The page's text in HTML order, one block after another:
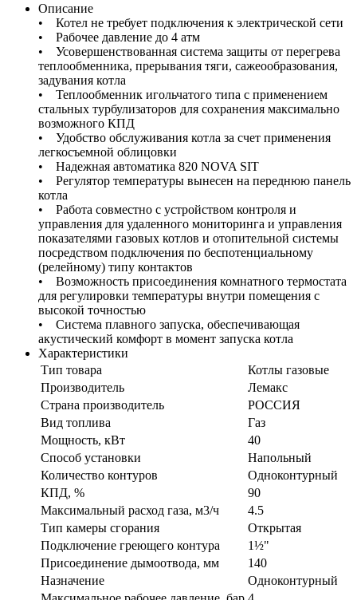
Описание
• Котел не требует подключения к электрической сети
• Рабочее давление до 4 атм
• Усовершенствованная система защиты от перегрева
теплообменника, прерывания тяги, сажеообразования,
задувания котла
• Теплообменник игольчатого типа с применением
стальных турбулизаторов для сохранения максимально
возможного КПД
• Удобство обслуживания котла за счет применения
легкосъемной облицовки
• Надежная автоматика 820 NOVA SIT
• Регулятор температуры вынесен на переднюю панель
котла
• Работа совместно с устройством контроля и
управления для удаленного мониторинга и управления
показателями газовых котлов и отопительной системы
посредством подключения по беспотенциальному
(релейному) типу контактов
• Возможность присоединения комнатного термостата
для регулировки температуры внутри помещения с
высокой точностью
• Система плавного запуска, обеспечивающая
акустический комфорт в момент запуска котла
Характеристики
Тип товара
Котлы газовые
Производитель
Лемакс
Страна производитель
РОССИЯ
Вид топлива
Газ
Мощность, кВт
40
Способ установки
Напольный
Количество контуров
Одноконтурный
КПД, %
90
Максимальный расход газа, м3/ч
4.5
Тип камеры сгорания
Открытая
Подключение греющего контура
1½"
Присоединение дымоотвода, мм
140
Назначение
Одноконтурный